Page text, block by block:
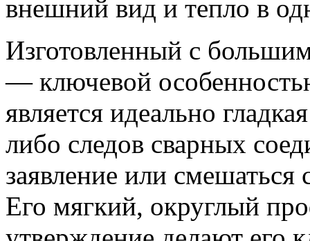
внешний вид и тепло в
Изготовленный с
— ключевой
является идеально
либо следов сварных
заявление или
Его мягкий, округлый